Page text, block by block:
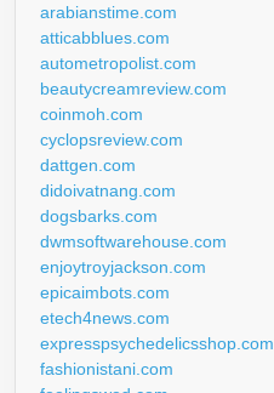
arabianstime.com
atticabblues.com
autometropolist.com
beautycreamreview.com
coinmoh.com
cyclopsreview.com
dattgen.com
didoivatnang.com
dogsbarks.com
dwmsoftwarehouse.com
enjoytroyjackson.com
epicaimbots.com
etech4news.com
expresspsychedelicsshop.com
fashionistani.com